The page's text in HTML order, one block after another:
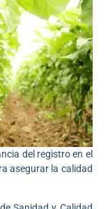
del registro en el
asegurar la calidad